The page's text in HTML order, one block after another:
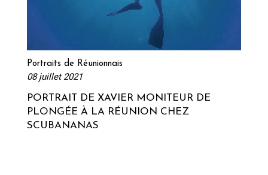
Portraits de Réunionnais
08 juillet 2021
PORTRAIT DE XAVIER MONITEUR DE
PLONGÉE À LA RÉUNION CHEZ
SCUBANANAS